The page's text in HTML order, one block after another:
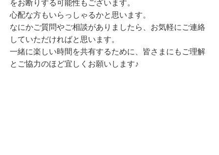
をお断りする可能性もございます。
心配な方もいらっしゃるかと思います。
なにかご質問やご相談がありましたら、お気軽にご連絡
していただければと思います。
一緒に楽しい時間を共有するために、皆さまにもご理解
とご協力のほど宜しくお願いします♪